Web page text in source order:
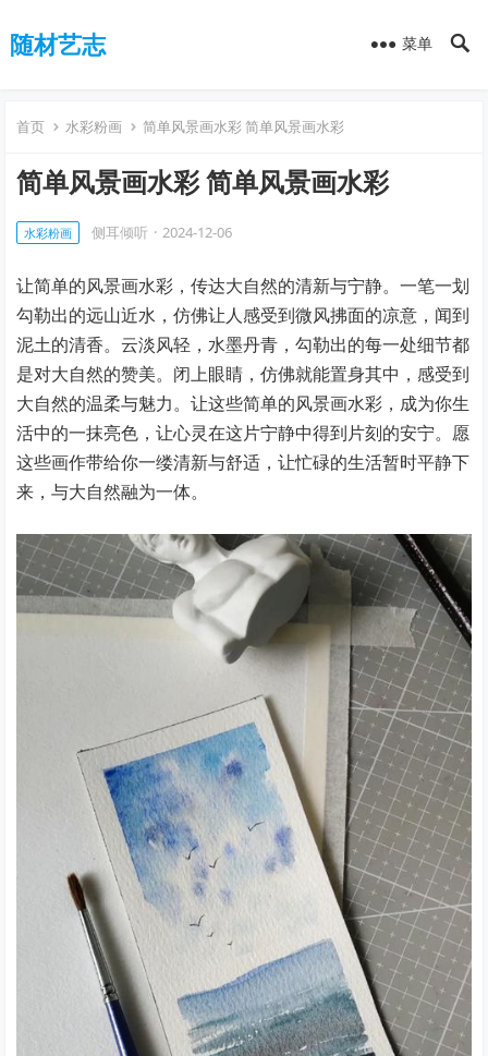
随材艺志 菜单
首页 水彩粉画 简单风景画水彩 简单风景画水彩
简单风景画水彩 简单风景画水彩
水彩粉画 侧耳倾听 · 2024-12-06
让简单的风景画水彩，传达大自然的清新与宁静。一笔一划
勾勒出的远山近水，仿佛让人感受到微风拂面的凉意，闻到
泥土的清香。云淡风轻，水墨丹青，勾勒出的每一处细节都
是对大自然的赞美。闭上眼睛，仿佛就能置身其中，感受到
大自然的温柔与魅力。让这些简单的风景画水彩，成为你生
活中的一抹亮色，让心灵在这片宁静中得到片刻的安宁。愿
这些画作带给你一缕清新与舒适，让忙碌的生活暂时平静下
来，与大自然融为一体。